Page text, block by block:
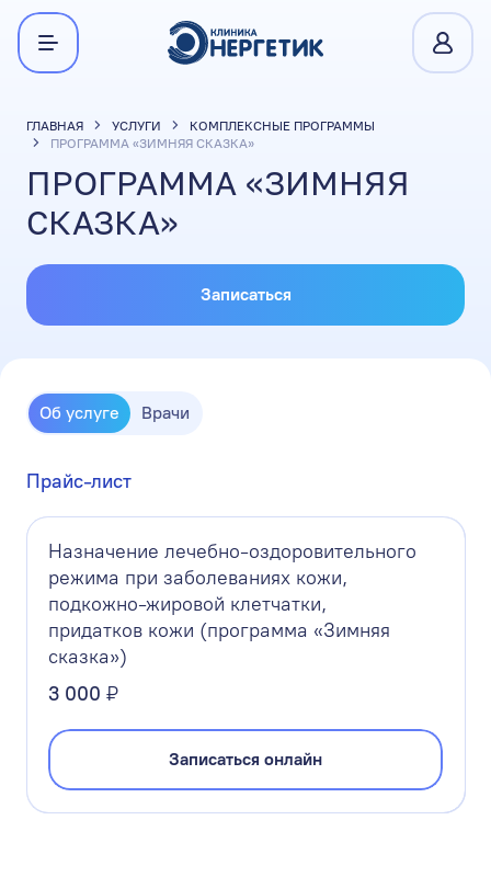
ГЛАВНАЯ УСЛУГИ
КОМПЛЕКСНЫЕ ПРОГРАММЫ
ПРОГРАММА «ЗИМНЯЯ СКАЗКА»
ПРОГРАММА «ЗИМНЯЯ
СКАЗКА»
Записаться
Об услуге Врачи
Прайс-лист
Назначение лечебно-оздоровительного
режима при заболеваниях кожи,
подкожно-жировой клетчатки,
придатков кожи (программа «Зимняя
сказка»)
3 000 ₽
Записаться онлайн